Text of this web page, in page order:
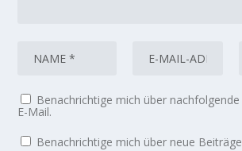
Benachrichtige mich über
E-Mail.
Benachrichtige mich über neue